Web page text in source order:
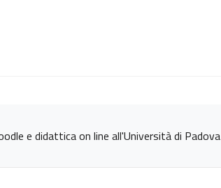
e didattica on line all'Università di Padova